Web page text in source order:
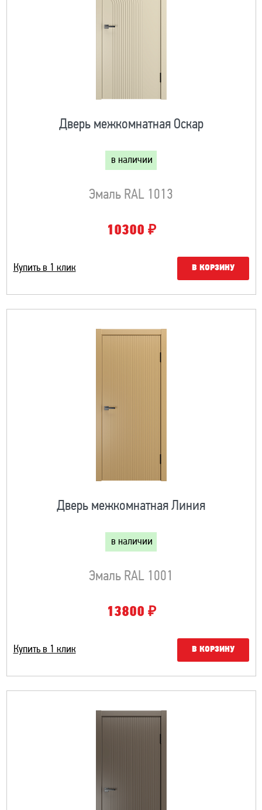
Дверь межкомнатная Оскар
в наличии
Эмаль RAL 1013
10300 ₽
Купить в 1 клик В КОРЗИНУ
Дверь межкомнатная Линия
в наличии
Эмаль RAL 1001
13800 ₽
Купить в 1 клик В КОРЗИНУ